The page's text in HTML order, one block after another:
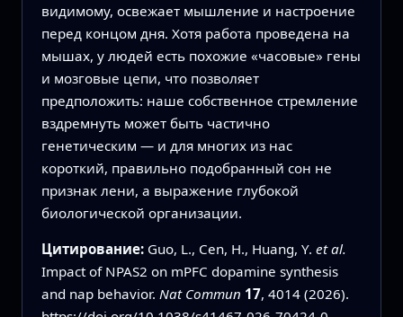
видимому, освежает мышление и настроение
перед концом дня. Хотя работа проведена на
мышах, у людей есть похожие «часовые» гены
и мозговые цепи, что позволяет
предположить: наше собственное стремление
вздремнуть может быть частично
генетическим — и для многих из нас
короткий, правильно подобранный сон не
признак лени, а выражение глубокой
биологической организации.
Цитирование: Guo, L., Cen, H., Huang, Y. et al.
Impact of NPAS2 on mPFC dopamine synthesis
and nap behavior. Nat Commun 17, 4014 (2026).